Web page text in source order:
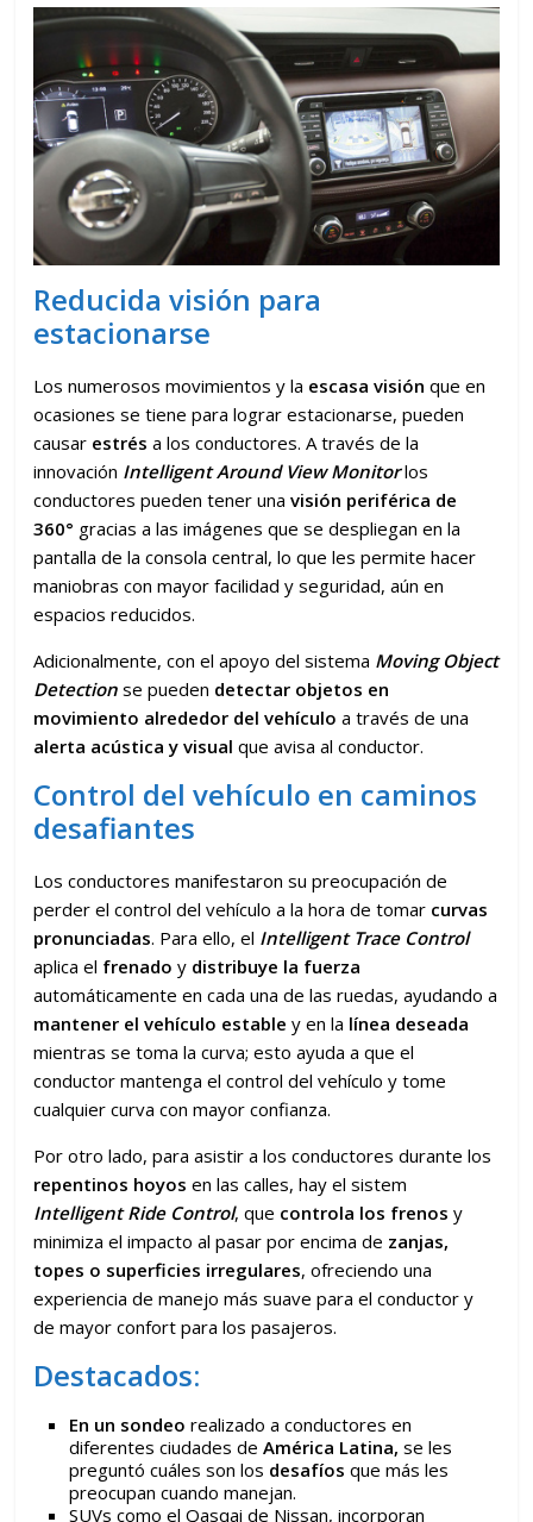
Reducida visión para
estacionarse
Los numerosos movimientos y la escasa visión que en
ocasiones se tiene para lograr estacionarse, pueden
causar estrés a los conductores. A través de la
innovación Intelligent Around View Monitorlos
conductores pueden tener unavisión periférica de
360° gracias a las imágenes que se despliegan en la
pantalla de la consola central, lo que les permite hacer
maniobras con mayor facilidad y seguridad, aún en
espacios reducidos.
Adicionalmente, con el apoyo del sistema Moving Object
Detection se pueden detectar objetos en
movimiento alrededor del vehículo a través de una
alerta acústica y visual que avisa al conductor.
Control del vehículo en caminos
desafiantes
Los conductores manifestaron su preocupación de
perder el control del vehículo a la hora de tomar curvas
pronunciadas. Para ello, el Intelligent Trace Control
aplica el frenadoy distribuye la fuerza
automáticamente en cada una de las ruedas, ayudando a
mantener el vehículo estable y en la línea deseada
mientras se toma la curva; esto ayuda a que el
conductor mantenga el control del vehículo y tome
cualquier curva con mayor confianza.
Por otro lado, para asistir a los conductores durante los
repentinos hoyos en las calles, hay el sistem
Intelligent Ride Control, que controla los frenos y
minimiza el impacto al pasar por encima de zanjas,
topes o superficies irregulares, ofreciendo una
experiencia de manejo más suave para el conductor y
de mayor confort para los pasajeros.
Destacados:
En un sondeo realizado a conductores en
diferentes ciudades deAmérica Latina, se les
preguntó cuáles son los desafíos que más les
preocupan cuando manejan.
SUVs como el Qasqai de Nissan, incorporan